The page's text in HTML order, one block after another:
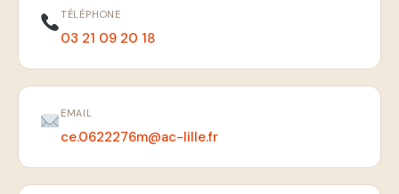
TÉLÉPHONE
03 21 09 20 18
EMAIL
ce.0622276m@ac-lille.fr